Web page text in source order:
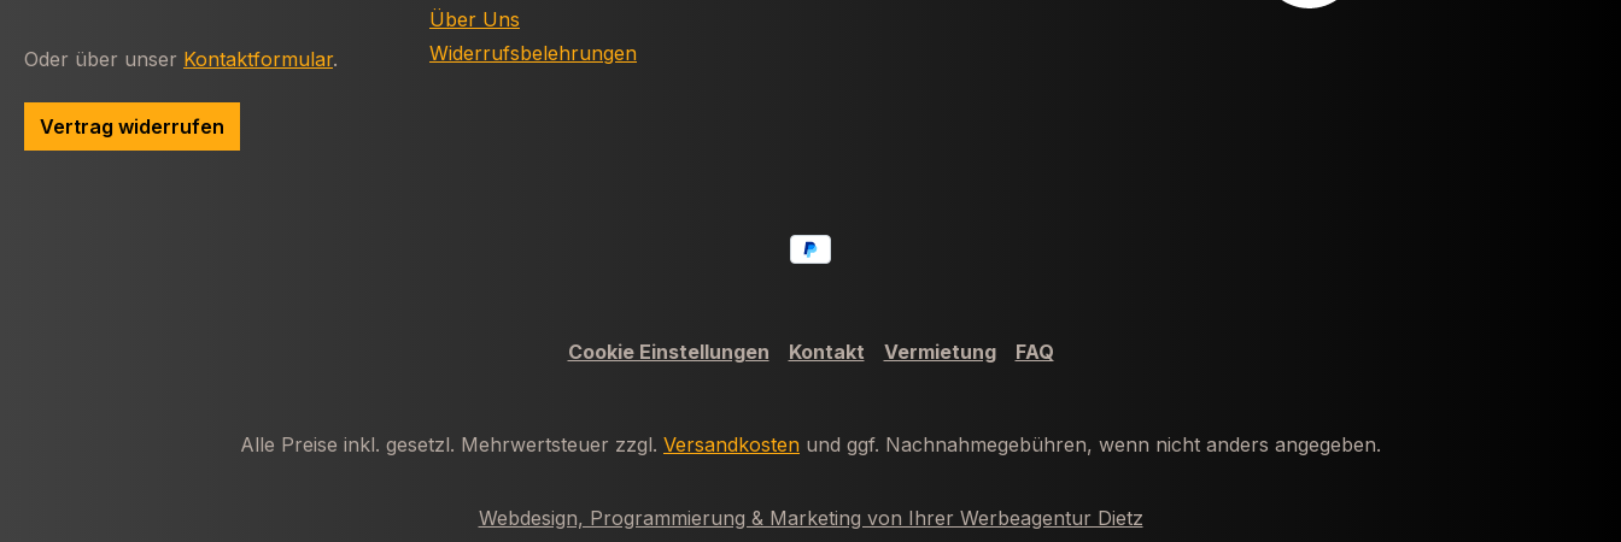
Oder über unser Kontaktformular.
Vertrag widerrufen
Über Uns
Widerrufsbelehrungen
Cookie Einstellungen Kontakt Vermietung FAQ
Alle Preise inkl. gesetzl. Mehrwertsteuer zzgl. Versandkosten und ggf. Nachnahmegebühren, wenn nicht anders angegeben.
Webdesign, Programmierung & Marketing von Ihrer Werbeagentur Dietz